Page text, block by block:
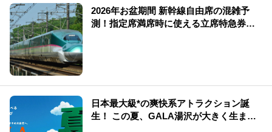
2026年お盆期間 新幹線自由席の混雑予
測！指定席満席時に使える立席特急券も
日本最大級*の爽快系アトラクション誕
生！ この夏、GALA湯沢が大きく生まれ